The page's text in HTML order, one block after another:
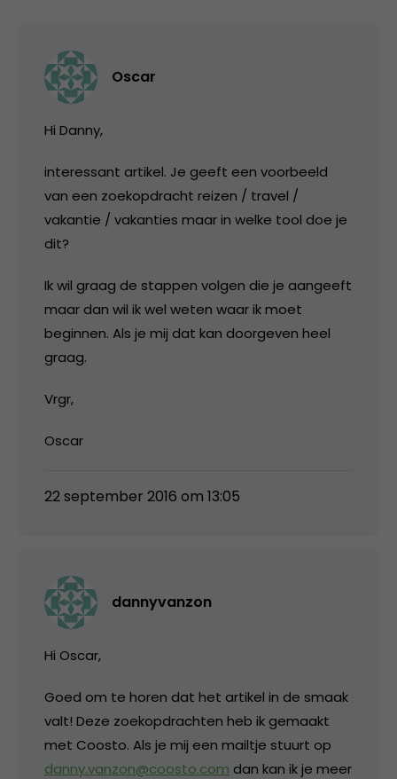
Oscar
Hi Danny,
interessant artikel. Je geeft een voorbeeld
van een zoekopdracht reizen / travel /
vakantie / vakanties maar in welke tool doe je
dit?
Ik wil graag de stappen volgen die je aangeeft
maar dan wil ik wel weten waar ik moet
beginnen. Als je mij dat kan doorgeven heel
graag.
Vrgr,
Oscar
22 september 2016 om 13:05
dannyvanzon
Hi Oscar,
Goed om te horen dat het artikel in de smaak
valt! Deze zoekopdrachten heb ik gemaakt
met Coosto. Als je mij een mailtje stuurt op
danny.vanzon@coosto.com dan kan ik je meer